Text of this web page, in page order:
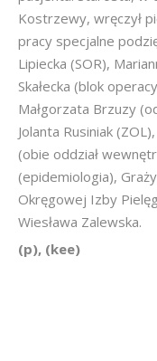
Kostrzewy, wręczył
pracy specjalne
Lipiecka (SOR),
Skałecka (blok
Małgorzata Brzuzy
Jolanta Rusiniak
(obie oddział
(epidemiologia),
Okręgowej Izby
Wiesława Zalewska.
(p), (kee)